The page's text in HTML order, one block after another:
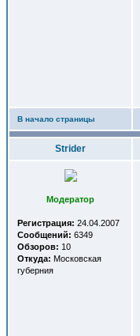
В начало страницы
Strider
Модератор
Регистрация: 24.04.2007
Сообщений: 6349
Обзоров: 10
Откуда: Московская
губерния